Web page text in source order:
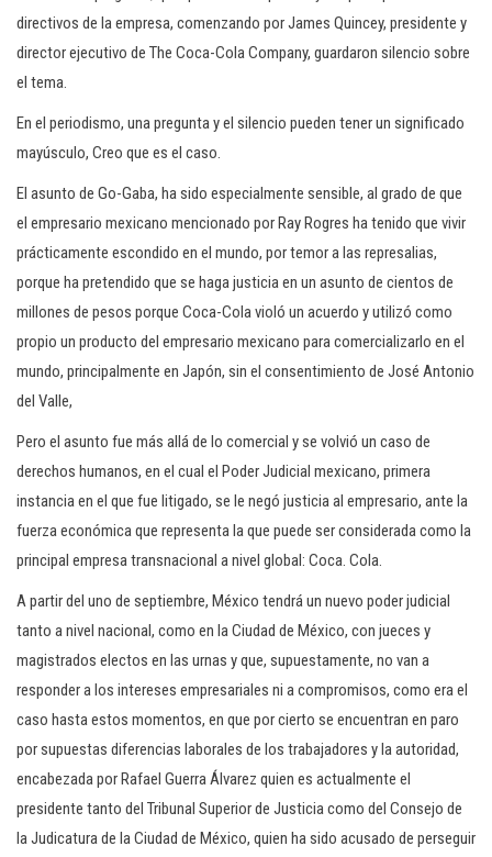
directivos de la empresa, comenzando por James Quincey, presidente y
director ejecutivo de The Coca-Cola Company, guardaron silencio sobre
el tema.
En el periodismo, una pregunta y el silencio pueden tener un significado
mayúsculo, Creo que es el caso.
El asunto de Go-Gaba, ha sido especialmente sensible, al grado de que
el empresario mexicano mencionado por Ray Rogres ha tenido que vivir
prácticamente escondido en el mundo, por temor a las represalias,
porque ha pretendido que se haga justicia en un asunto de cientos de
millones de pesos porque Coca-Cola violó un acuerdo y utilizó como
propio un producto del empresario mexicano para comercializarlo en el
mundo, principalmente en Japón, sin el consentimiento de José Antonio
del Valle,
Pero el asunto fue más allá de lo comercial y se volvió un caso de
derechos humanos, en el cual el Poder Judicial mexicano, primera
instancia en el que fue litigado, se le negó justicia al empresario, ante la
fuerza económica que representa la que puede ser considerada como la
principal empresa transnacional a nivel global: Coca. Cola.
A partir del uno de septiembre, México tendrá un nuevo poder judicial
tanto a nivel nacional, como en la Ciudad de México, con jueces y
magistrados electos en las urnas y que, supuestamente, no van a
responder a los intereses empresariales ni a compromisos, como era el
caso hasta estos momentos, en que por cierto se encuentran en paro
por supuestas diferencias laborales de los trabajadores y la autoridad,
encabezada por Rafael Guerra Álvarez quien es actualmente el
presidente tanto del Tribunal Superior de Justicia como del Consejo de
la Judicatura de la Ciudad de México, quien ha sido acusado de perseguir